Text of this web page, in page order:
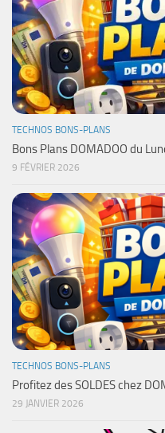
TECHNOS BONS-PLANS
Bons Plans DOMADOO du
9 FÉVRIER 2026
TECHNOS BONS-PLANS
Profitez des SOLDES chez
29 JANVIER 2026